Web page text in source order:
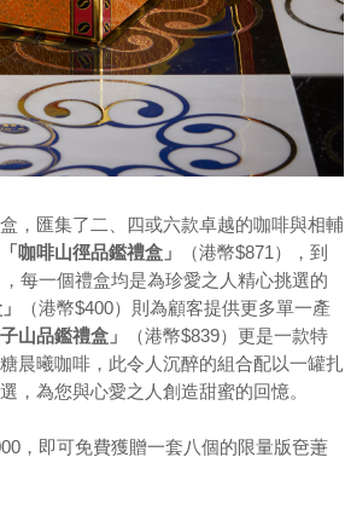
，匯集了二、四或六款卓越的咖啡與相輔
「咖啡山徑品鑑禮盒」
（港幣$871），到
，每一個禮盒均是為珍愛之人精心挑選的
（港幣$400）則為顧客提供更多單一產
子山品鑑禮盒」
（港幣$839）更是一款特
晨曦咖啡，此令人沉醉的組合配以一罐扎
，為您與心愛之人創造甜蜜的回憶。
，即可免費獲贈一套八個的限量版夿萐